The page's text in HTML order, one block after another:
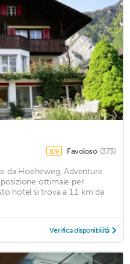
8,9 Favoloso (373)
da Hoeheweg, Adventure
ottimale per
hotel si trova a 1,1 km da
Verifica disponibilità